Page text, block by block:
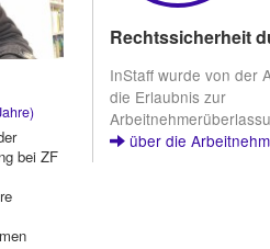
bei ZF
Rechtssicherheit
InStaff wurde von der
die Erlaubnis zur
über die